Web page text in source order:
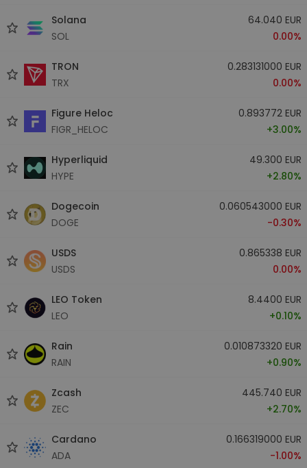
Solana
SOL
64.040 EUR
0.00%
TRON
TRX
0.283131000 EUR
0.00%
Figure Heloc
FIGR_HELOC
0.893772 EUR
+3.00%
Hyperliquid
HYPE
49.300 EUR
+2.80%
Dogecoin
DOGE
0.060543000 EUR
-0.30%
USDS
USDS
0.865338 EUR
0.00%
LEO Token
LEO
8.4400 EUR
+0.10%
Rain
RAIN
0.010873320 EUR
+0.90%
Zcash
ZEC
445.740 EUR
+2.70%
Cardano
ADA
0.166319000 EUR
-1.00%